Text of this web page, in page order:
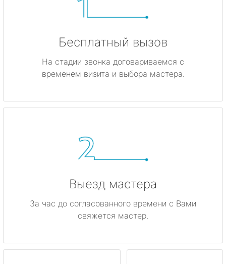
Бесплатный вызов
На стадии звонка договариваемся с
временем визита и выбора мастера.
Выезд мастера
За час до согласованного времени с Вами
свяжется мастер.